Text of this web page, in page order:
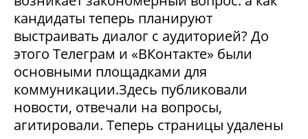
кандидаты теперь планируют
выстраивать диалог с аудиторией? До
этого Телеграм и «ВКонтакте» были
основными площадками для
коммуникации.Здесь публиковали
новости, отвечали на вопросы,
агитировали. Теперь страницы удалены